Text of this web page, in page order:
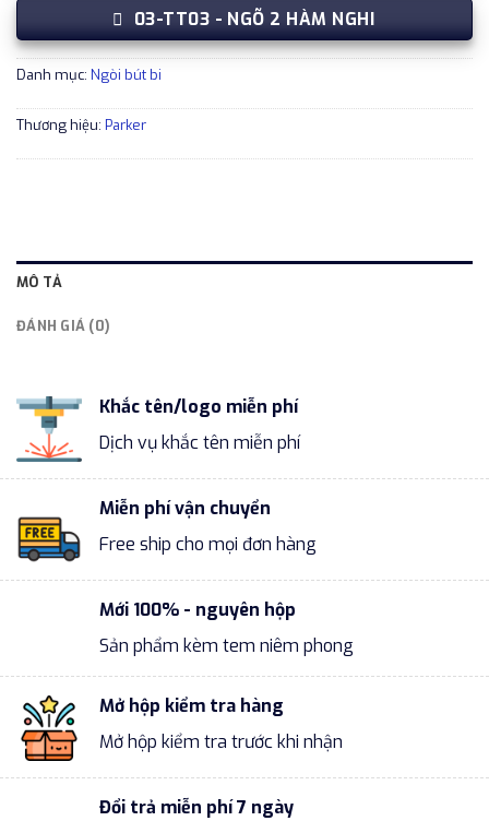
03-TT03 - NGÕ 2 HÀM NGHI
Danh mục: Ngòi bút bi
Thương hiệu: Parker
MÔ TẢ
ĐÁNH GIÁ (0)
Khắc tên/logo miễn phí
Dịch vụ khắc tên miễn phí
Miễn phí vận chuyển
Free ship cho mọi đơn hàng
Mới 100% - nguyên hộp
Sản phẩm kèm tem niêm phong
Mở hộp kiểm tra hàng
Mở hộp kiểm tra trước khi nhận
Đổi trả miễn phí 7 ngày